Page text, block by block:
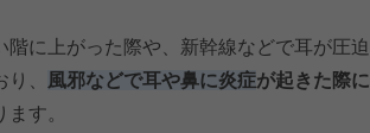
階に上がった際や、新幹線などで耳が圧迫
、
風邪などで耳や鼻に炎症が起きた際に
す。